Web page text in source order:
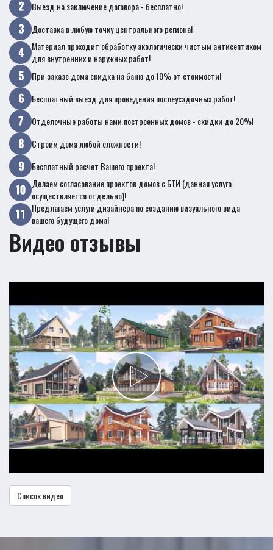
Выезд на заключение договора - бесплатно!
Доставка в любую точку центрального региона!
Материал проходит обработку экологически чистым антисептиком
для внутренних и наружных работ!
При заказе дома скидка на баню до 10% от стоимости!
Бесплатный выезд для проведения послеусадочных работ!
Отделочные работы нами построенных домов - скидки до 20%!
Строим дома любой сложности!
Бесплатный расчет Вашего проекта!
Делаем согласование проектов домов с БТИ (данная услуга
осуществляется отдельно)!
Предлагаем услуги дизайнера по созданию визуального вида
вашего будущего дома!
Видео отзывы
Список видео